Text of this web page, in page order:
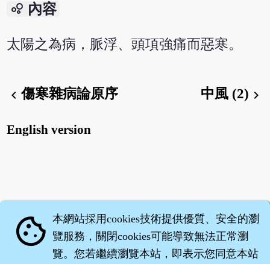
bubble_chart 內容
太陽之為病，脈浮、頭項強痛而惡寒。
chevron_left傷寒雜病論原序 中風 (2) chevron_right
English version
cookie 本網站採用cookies技術提供優質、安全的瀏
覽服務，關閉cookies可能導致無法正常瀏
覽。您若繼續瀏覽本站，即表示您同意本站